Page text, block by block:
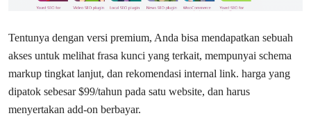
Tentunya dengan versi premium, Anda bisa mendapatkan sebuah
akses untuk melihat frasa kunci yang terkait, mempunyai schema
markup tingkat lanjut, dan rekomendasi internal link. harga yang
dipatok sebesar $99/tahun pada satu website, dan harus
menyertakan add-on berbayar.